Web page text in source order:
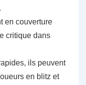
en couverture
critique dans
ils peuvent
en blitz et